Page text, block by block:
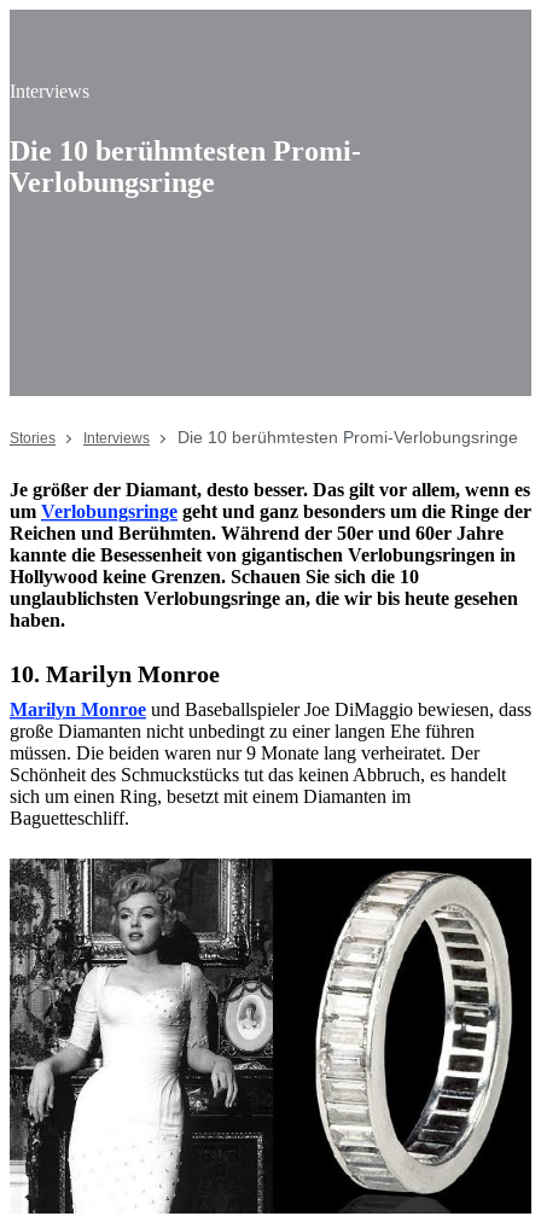
Interviews
Die 10 berühmtesten Promi-
Verlobungsringe
Stories Interviews Die 10 berühmtesten Promi-Verlobungsringe
Je größer der Diamant, desto besser. Das gilt vor allem, wenn es
um Verlobungsringe geht und ganz besonders um die Ringe der
Reichen und Berühmten. Während der 50er und 60er Jahre
kannte die Besessenheit von gigantischen Verlobungsringen in
Hollywood keine Grenzen. Schauen Sie sich die 10
unglaublichsten Verlobungsringe an, die wir bis heute gesehen
haben.
10. Marilyn Monroe
Marilyn Monroe und Baseballspieler Joe DiMaggio bewiesen, dass
große Diamanten nicht unbedingt zu einer langen Ehe führen
müssen. Die beiden waren nur 9 Monate lang verheiratet. Der
Schönheit des Schmuckstücks tut das keinen Abbruch, es handelt
sich um einen Ring, besetzt mit einem Diamanten im
Baguetteschliff.